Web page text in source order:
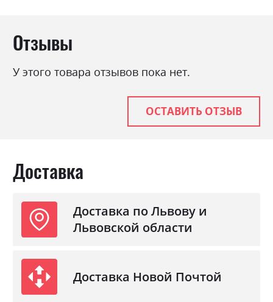
Отзывы
У этого товара отзывов пока нет.
ОСТАВИТЬ ОТЗЫВ
Доставка
Доставка по Львову и
Львовской области
Доставка Новой Почтой